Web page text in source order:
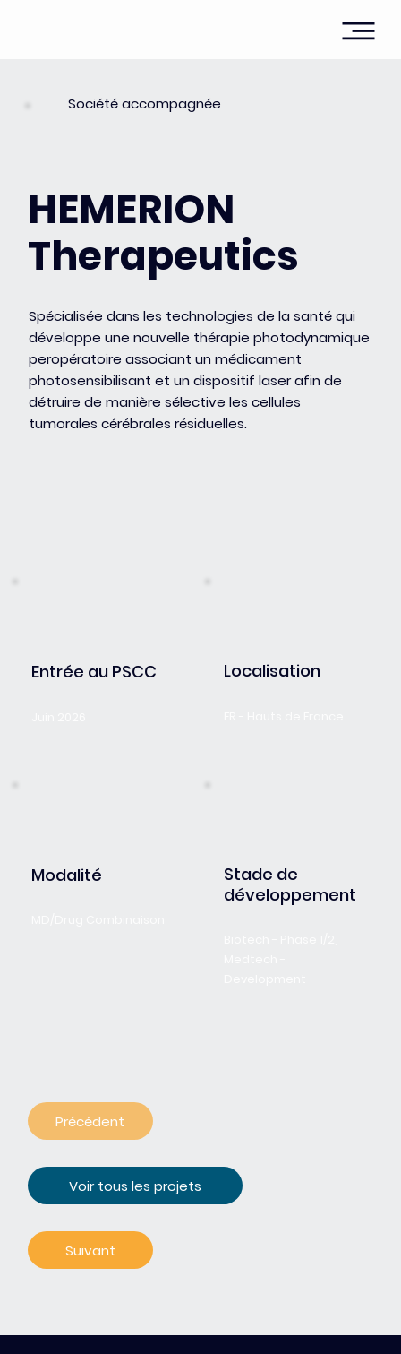
Société accompagnée
HEMERION
Therapeutics
Spécialisée dans les technologies de la santé qui
développe une nouvelle thérapie photodynamique
peropératoire associant un médicament
photosensibilisant et un dispositif laser afin de
détruire de manière sélective les cellules
tumorales cérébrales résiduelles.
Entrée au PSCC Localisation
Modalité
Stade de
développement
Précédent
Voir tous les projets